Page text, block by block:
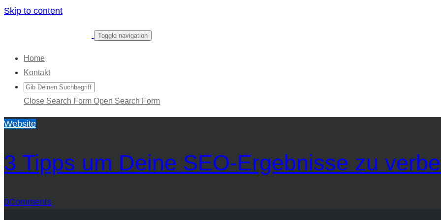
Skip to content
Toggle navigation
Home
Kontakt
Close Search Form Open Search Form
Website
3 Tipps um Deine SEO-Ergebnisse zu
0Comments